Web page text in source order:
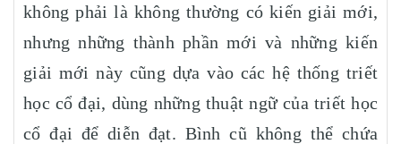
không phải là không thường có kiến giải mới,
nhưng những thành phần mới và những kiến
giải mới này cũng dựa vào các hệ thống triết
học cổ đại, dùng những thuật ngữ của triết học
cổ đại để diễn đạt. Bình cũ không thể chứa